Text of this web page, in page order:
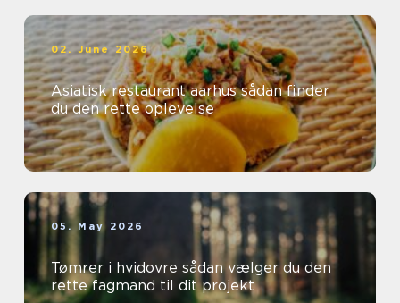
02. June 2026
Asiatisk restaurant aarhus sådan finder
du den rette oplevelse
05. May 2026
Tømrer i hvidovre sådan vælger du den
rette fagmand til dit projekt